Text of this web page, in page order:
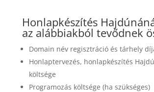
Honlapkészítés
az alábbiakból tevődnek
Domain név regisztráció és tárhely
Honlaptervezés, honlapkészítés
költsége
Programozás költsége (ha szükséges)